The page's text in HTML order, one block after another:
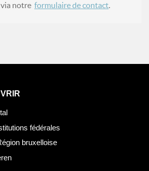
notre formulaire de contact.
fédérales
bruxelloise